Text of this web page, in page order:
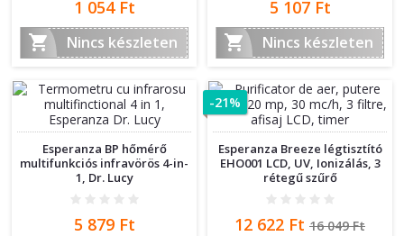
Ár
1 054 Ft

Nincs készleten
Ár
5 107 Ft

Nincs készleten
Esperanza BP hőmérő
multifunkciós infravörös 4-in-
1, Dr. Lucy
Ár
5 879 Ft
Esperanza Breeze légtisztító
EHO001 LCD, UV, Ionizálás, 3
rétegű szűrő
Ár
12 622 Ft Normál
16 049 Ft
-21%